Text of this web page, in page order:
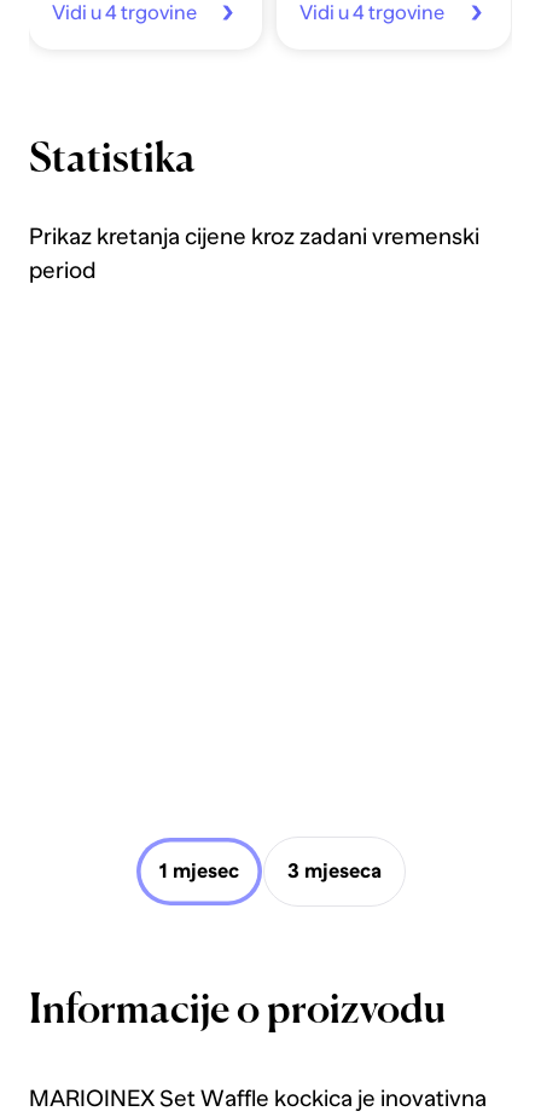
Vidi u 4 trgovine Vidi u 4 trgovine
Statistika
Prikaz kretanja cijene kroz zadani vremenski
period
1 mjesec 3 mjeseca
Informacije o proizvodu
MARIOINEX Set Waffle kockica je inovativna